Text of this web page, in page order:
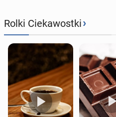
Rolki Ciekawostki›